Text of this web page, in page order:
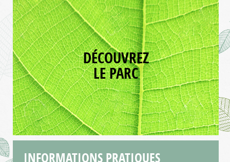
DÉCOUVREZ
LE PARC
INFORMATIONS PRATIQUES